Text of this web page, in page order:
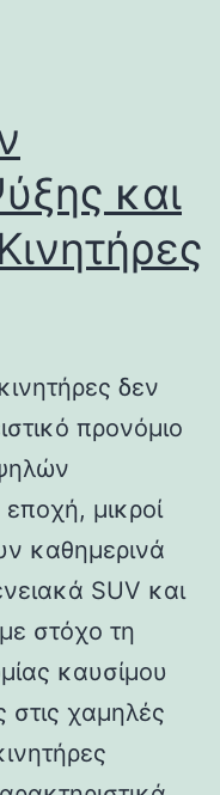
και
δεν
προνόμιο
μικροί
καθημερινά
SUV και
στόχο τη
καυσίμου
στις χαμηλές